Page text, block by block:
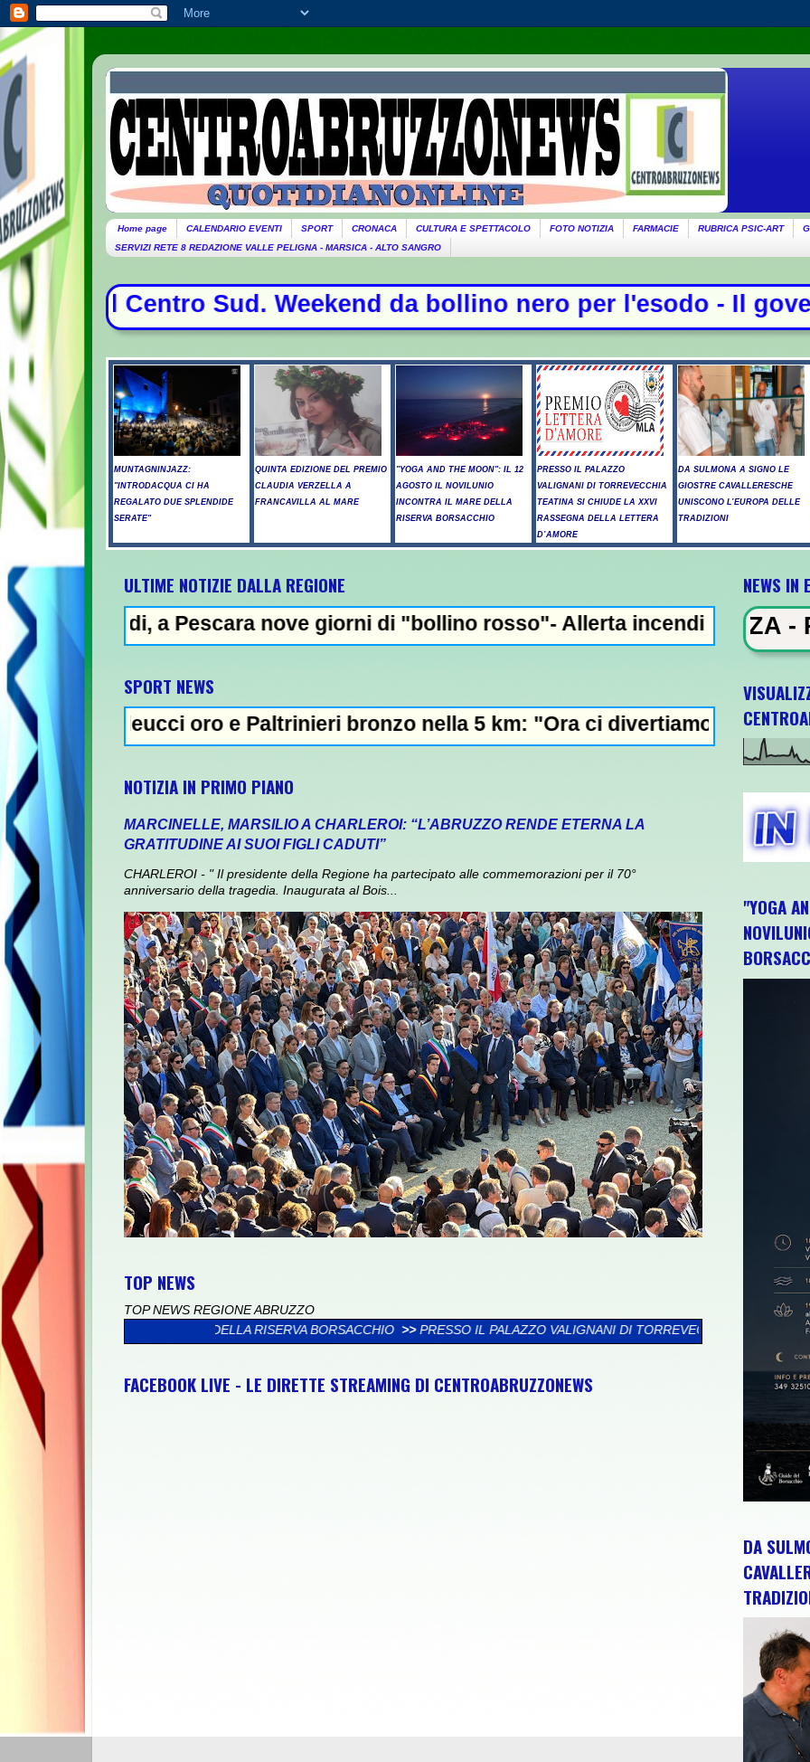
Home page CALENDARIO EVENTI SPORT CRONACA CULTURA E SPETTACOLO FOTO NOTIZIA FARMACIE RUBRICA PSIC-ART
SERVIZI RETE 8 REDAZIONE VALLE PELIGNA - MARSICA - ALTO SANGRO
Weekend da bollino nero per l'esodo - Il governo ricorda
MUNTAGNINJAZZ:
"INTRODACQUA CI HA
REGALATO DUE SPLENDIDE
SERATE"
QUINTA EDIZIONE DEL PREMIO
CLAUDIA VERZELLA A
FRANCAVILLA AL MARE
"YOGA AND THE MOON": IL 12
AGOSTO IL NOVILUNIO
INCONTRA IL MARE DELLA
RISERVA BORSACCHIO
PRESSO IL PALAZZO
VALIGNANI DI TORREVECCHIA
TEATINA SI CHIUDE LA XXVI
RASSEGNA DELLA LETTERA
D’AMORE
DA SULMONA A SIGNO LE
GIOSTRE CAVALLERESCHE
UNISCONO L’EUROPA DELLE
TRADIZIONI
ULTIME NOTIZIE DALLA REGIONE
a Pescara nove giorni di "bollino rosso"- Allerta incendi in Abruzzo,
SPORT NEWS
oro e Paltrinieri bronzo nella 5 km: "Ora ci divertiamo in staffetta"- L'Italia
NOTIZIA IN PRIMO PIANO
MARCINELLE, MARSILIO A CHARLEROI: “L’ABRUZZO RENDE ETERNA LA
GRATITUDINE AI SUOI FIGLI CADUTI”
CHARLEROI - " Il presidente della Regione ha partecipato alle commemorazioni per il 70°
anniversario della tragedia. Inaugurata al Bois...
TOP NEWS
TOP NEWS REGIONE ABRUZZO
DELLA RISERVA BORSACCHIO >> PRESSO IL PALAZZO VALIGNANI DI TORREVECCHIA TEATINA SI CHIUDE LA XXVI RASSEGNA
FACEBOOK LIVE - LE DIRETTE STREAMING DI CENTROABRUZZONEWS
NEWS IN
NEWS IN EVIDENZA - Raid russi
"YOGA
DA